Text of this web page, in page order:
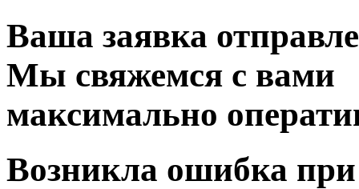
Ваша заявка
Мы свяжемся с вами
максимально
Возникла ошибка при